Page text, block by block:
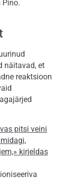
Pino.
näitavad, et
reaktsioon
pitsi veini
kirjeldas